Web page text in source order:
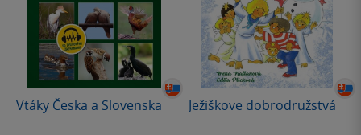
Vtáky Česka a Slovenska Ježiškove dobrodružstvá